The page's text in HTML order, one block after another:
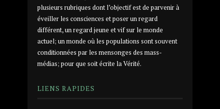
plusieurs rubriques dont l’objectif est de parvenir à
éveiller les consciences et poser un regard
différent, un regard jeune et vif sur le monde
actuel; un monde où les populations sont souvent
conditionnées par les mensonges des mass-
médias; pour que soit écrite la Vérité.
LIENS RAPIDES